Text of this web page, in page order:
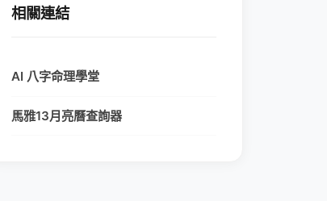
相關連結
AI 八字命理學堂
馬雅13月亮曆查詢器